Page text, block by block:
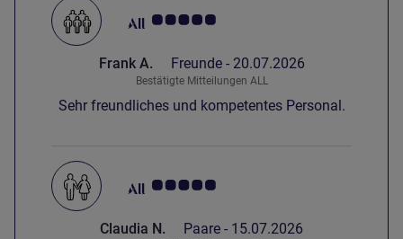
Note Kundenmeinungen 5.0/5
Frank A. Freunde - 20.07.2026
Bestätigte Mitteilungen ALL
Sehr freundliches und kompetentes Personal.
Note Kundenmeinungen 5.0/5
Claudia N. Paare - 15.07.2026